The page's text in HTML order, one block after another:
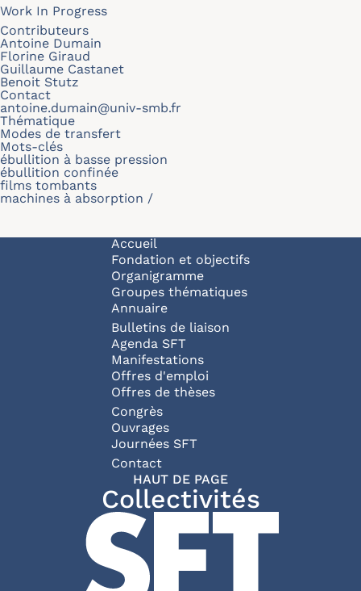
Work In Progress
Contributeurs
Antoine Dumain
Florine Giraud
Guillaume Castanet
Benoit Stutz
Contact
antoine.dumain@univ-smb.fr
Thématique
Modes de transfert
Mots-clés
ébullition à basse pression
ébullition confinée
films tombants
machines à absorption /
Navigation principale
Accueil
Fondation et objectifs
Organigramme
Groupes thématiques
Annuaire
Bulletins de liaison
Agenda SFT
Manifestations
Offres d'emploi
Offres de thèses
Congrès
Ouvrages
Journées SFT
Pied de page
Contact
HAUT DE PAGE
Collectivités